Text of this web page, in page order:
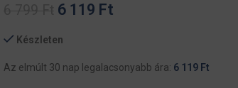
6 119 Ft
Készleten
Az elmúlt 30 nap legalacsonyabb ára: 6 119 Ft